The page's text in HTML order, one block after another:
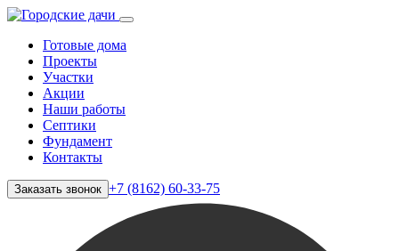
Готовые дома
Проекты
Участки
Акции
Наши работы
Септики
Фундамент
Контакты
Заказать звонок +7 (8162) 60-33-75